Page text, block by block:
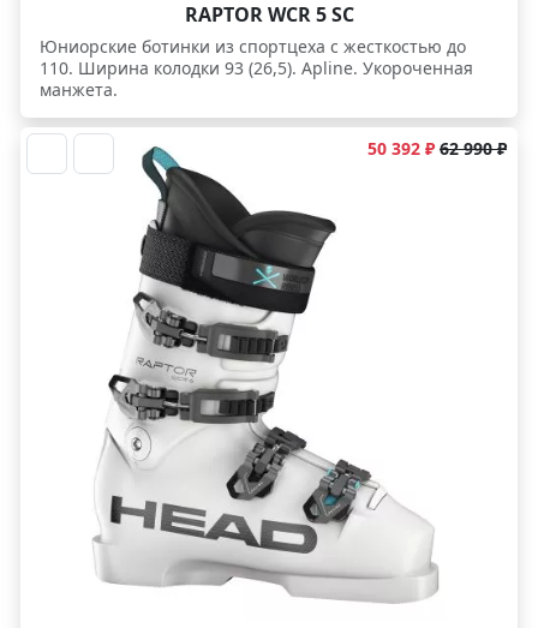
RAPTOR WCR 5 SC
Юниорские ботинки из спортцеха с жесткостью до
110. Ширина колодки 93 (26,5). Apline. Укороченная
манжета.
50 392 ₽ 62 990 ₽